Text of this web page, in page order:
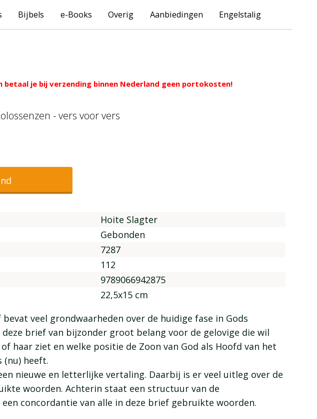
Bijbels e-Books Overig Aanbiedingen Engelstalig
je bij verzending binnen Nederland geen portokosten!
- vers voor vers
Hoite Slagter
Gebonden
7287
112
9789066942875
22,5x15 cm
bevat veel grondwaarheden over de huidige fase in Gods
deze brief van bijzonder groot belang voor de gelovige die wil
haar ziet en welke positie de Zoon van God als Hoofd van het
(nu) heeft.
nieuwe en letterlijke vertaling. Daarbij is er veel uitleg over de
woorden. Achterin staat een structuur van de
een concordantie van alle in deze brief gebruikte woorden.